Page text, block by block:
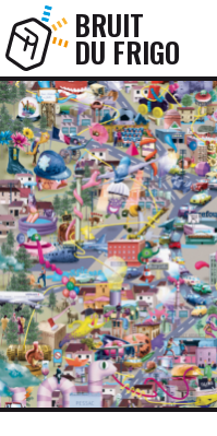
BRUIT
DU FRIGO